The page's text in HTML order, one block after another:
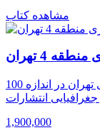
مشاهده کتاب
4 تهران
نقشه منطقه 4 شهرداری تهران در اندازه 100x70 سانتی‌متر و در
1,900,000